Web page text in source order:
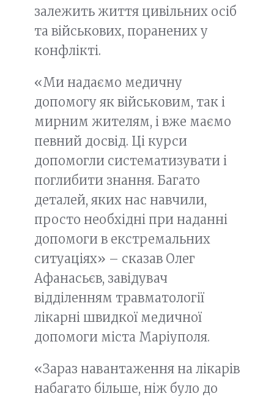
залежить життя цивільних осіб
та військових, поранених у
конфлікті.
«Ми надаємо медичну
допомогу як військовим, так і
мирним жителям, і вже маємо
певний досвід. Ці курси
допомогли систематизувати і
поглибити знання. Багато
деталей, яких нас навчили,
просто необхідні при наданні
допомоги в екстремальних
ситуаціях» – сказав Олег
Афанасьєв, завідувач
відділенням травматології
лікарні швидкої медичної
допомоги міста Маріуполя.
«Зараз навантаження на лікарів
набагато більше, ніж було до